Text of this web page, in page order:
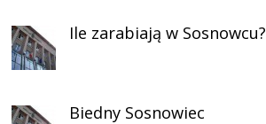
Ile zarabiają w Sosnowcu?
Biedny Sosnowiec